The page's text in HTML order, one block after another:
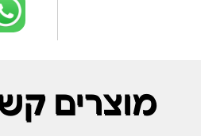
מוצרים